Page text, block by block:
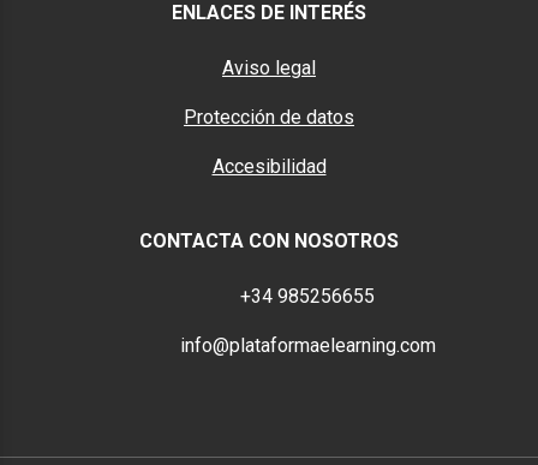
ENLACES DE INTERÉS
Aviso legal
Protección de datos
Accesibilidad
CONTACTA CON NOSOTROS
Teléfono
+34 985256655
E-mail
info@plataformaelearning.com